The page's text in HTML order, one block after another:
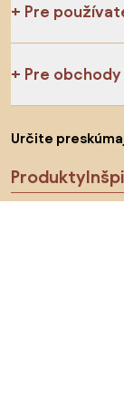
Pre
Pre obchody
Určite
Produkty